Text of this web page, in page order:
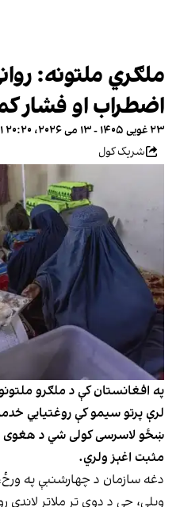
ملګري ملتونه:
اضطراب او فشار
۲۳ غویی ۱۴۰۵ - ۱۳ می ۲۰۲۶، ۲۰:۲۰ GMT+۱
شریک کول
په افغانستان کې د ملګرو
لرې پرتو سیمو کې روغتیايي
ښځو لاسرسی کولی شي د هغوی
مثبت اغېز ولري.
ویلي، چې د دوی تر ملاتړ لاندې